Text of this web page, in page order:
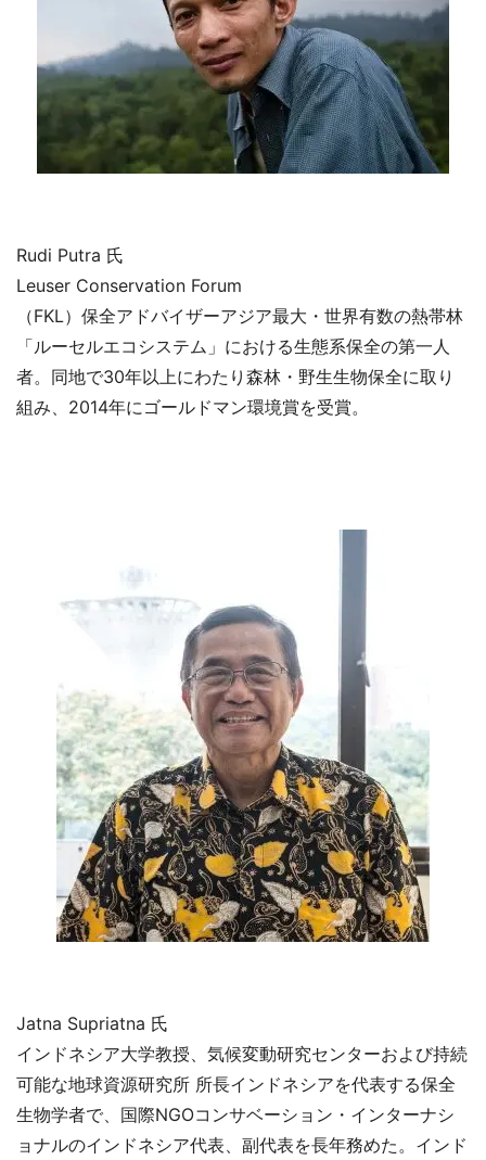
Rudi Putra 氏
Leuser Conservation Forum
（FKL）保全アドバイザーアジア最大・世界有数の熱帯林
「ルーセルエコシステム」における生態系保全の第一人
者。同地で30年以上にわたり森林・野生生物保全に取り
組み、2014年にゴールドマン環境賞を受賞。
Jatna Supriatna 氏
インドネシア大学教授、気候変動研究センターおよび持続
可能な地球資源研究所 所長インドネシアを代表する保全
生物学者で、国際NGOコンサベーション・インターナシ
ョナルのインドネシア代表、副代表を長年務めた。インド